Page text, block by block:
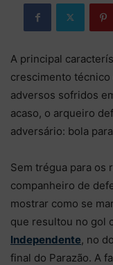
A principal
crescimento
adversos sofridos
acaso, o arqueiro
adversário: bola
Sem trégua para os
companheiro de
mostrar como se
que resultou no gol
Independente, no
final do Parazão. A